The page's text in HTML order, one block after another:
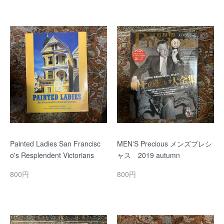
Painted Ladies San Francisc
o's Resplendent Victorians
800円
MEN'S Precious メンズプレシ
ャス 2019 autumn
800円